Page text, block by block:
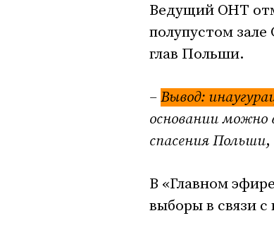
Ведущий ОНТ
полупустом
глав Польши.
–Вывод:
основании можно
спасения Польши
В «Главном
выборы в связи